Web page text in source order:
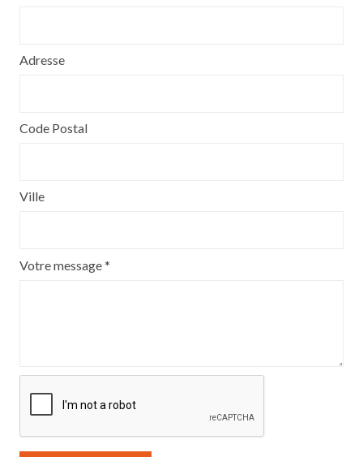
Adresse
Code Postal
Ville
Votre message *